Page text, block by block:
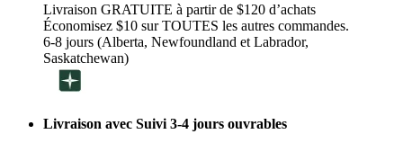
Livraison GRATUITE à partir de $120 d’achats
Économisez $10 sur TOUTES les autres commandes.
6-8 jours (Alberta, Newfoundland et Labrador,
Saskatchewan)
Livraison avec Suivi 3-4 jours ouvrables